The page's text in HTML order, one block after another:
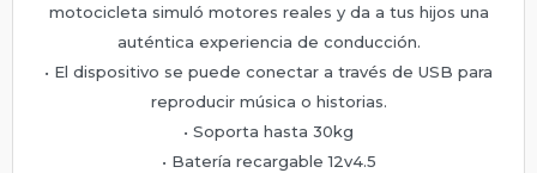
motocicleta simuló motores reales y da a tus hijos una
auténtica experiencia de conducción.
• El dispositivo se puede conectar a través de USB para
reproducir música o historias.
• Soporta hasta 30kg
• Batería recargable 12v4.5